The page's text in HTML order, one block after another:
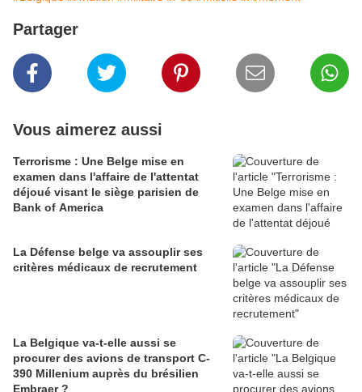
Partager
Vous aimerez aussi
Terrorisme : Une Belge mise en
examen dans l'affaire de l'attentat
déjoué visant le siège parisien de
Bank of America
La Défense belge va assouplir ses
critères médicaux de recrutement
La Belgique va-t-elle aussi se
procurer des avions de transport C-
390 Millenium auprès du brésilien
Embraer ?